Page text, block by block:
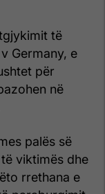
të
Germany, e
për
në
palës së
viktimës dhe
rrethana e